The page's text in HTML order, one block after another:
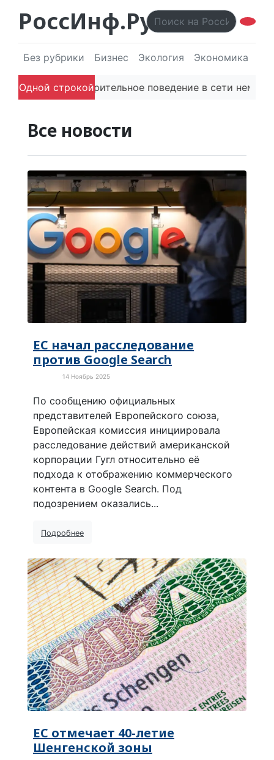
РоссИнф.Ру
Без рубрики Бизнес Экология Экономика
Одной строкой
подозрительное поведение в сети
Все новости
ЕС начал расследование
против Google Search
14 Ноябрь 2025
По сообщению официальных
представителей Европейского союза,
Европейская комиссия инициировала
расследование действий американской
корпорации Гугл относительно её
подхода к отображению коммерческого
контента в Google Search. Под
подозрением оказались...
Подробнее
ЕС отмечает 40-летие
Шенгенской зоны